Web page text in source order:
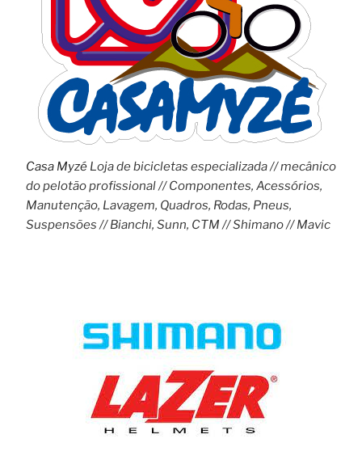
Casa MyzéLoja de bicicletas especializada // mecânico
do pelotão profissional // Componentes, Acessórios,
Manutenção, Lavagem, Quadros, Rodas, Pneus,
Suspensões // Bianchi, Sunn, CTM // Shimano // Mavic